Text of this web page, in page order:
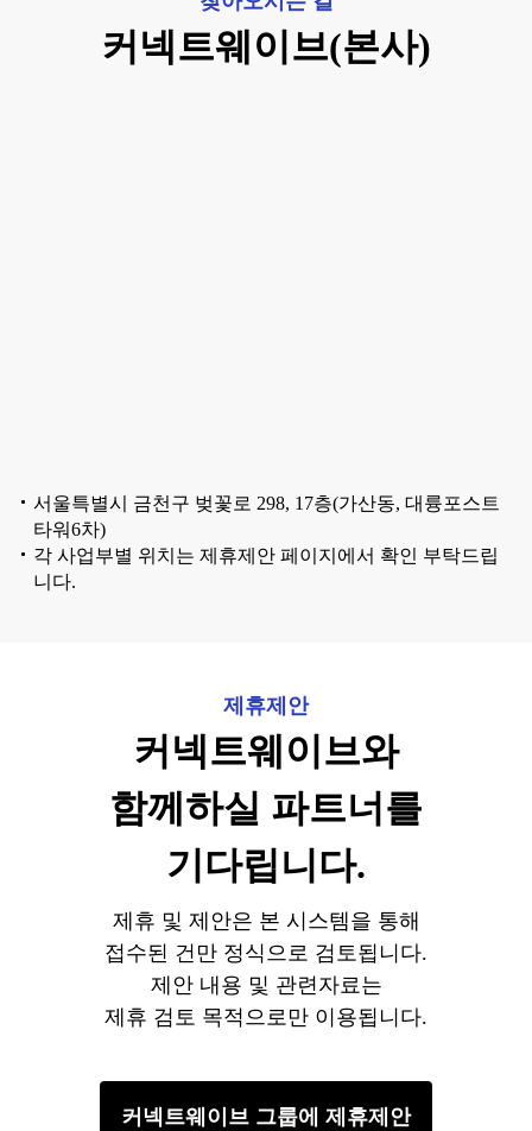
커넥트웨이브(본사)
서울특별시 금천구 벚꽃로 298, 17층(가산동, 대륭포스트
타워6차)
각 사업부별 위치는 제휴제안 페이지에서 확인 부탁드립
니다.
제휴제안
커넥트웨이브와
함께하실 파트너를
기다립니다.
제휴 및 제안은 본 시스템을 통해
접수된 건만 정식으로 검토됩니다.
제안 내용 및 관련자료는
제휴 검토 목적으로만 이용됩니다.
커넥트웨이브 그룹에 제휴제안